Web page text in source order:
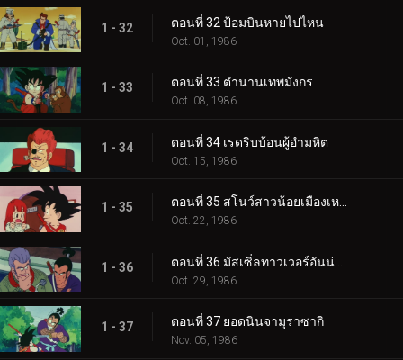
1 - 32 ตอนที่ 32 ป้อมบินหายไปไหน
Oct. 01, 1986
1 - 33 ตอนที่ 33 ตำนานเทพมังกร
Oct. 08, 1986
1 - 34 ตอนที่ 34 เรดริบบ้อนผู้อำมหิต
Oct. 15, 1986
1 - 35 ตอนที่ 35 สโนว์สาวน้อยเมืองเหนือ
Oct. 22, 1986
1 - 36
Oct. 29, 1986
1 - 37 ตอนที่ 37 ยอดนินจามุราซากิ
Nov. 05, 1986